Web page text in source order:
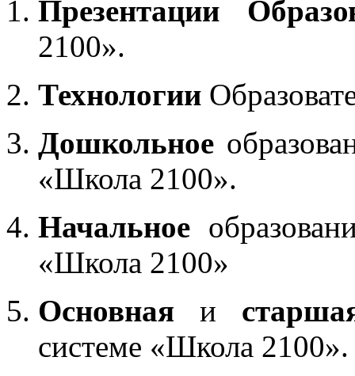
Презентации
2100».
Технологии
Дошкольное
«Школа 2100».
Начальное
«Школа 2100»
Основная и
системе «Школа 2100».